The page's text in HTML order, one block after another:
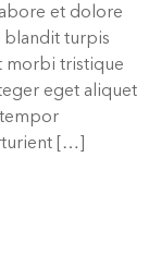
et dolore
blandit turpis
morbi tristique
eget aliquet
[…]